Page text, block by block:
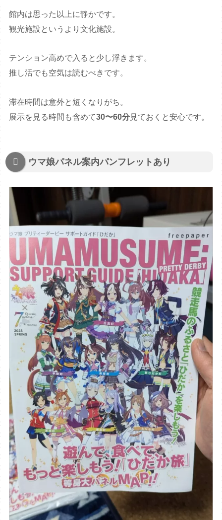
館内は思った以上に静かです。
観光施設というより文化施設。
テンション高めで入ると少し浮きます。
推し活でも空気は読むべきです。
滞在時間は意外と短くなりがち。
展示を見る時間も含めて30〜60分見ておくと安心です。
ウマ娘パネル案内パンフレットあり